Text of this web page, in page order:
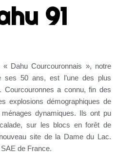
91
Dahu Courcouronnais », notre
ses 50 ans, est l’une des plus
Courcouronnes a connu, fin des
explosions démographiques de
dynamiques. Ils ont pu
sur les blocs en forêt de
site de la Dame du Lac.
de France.